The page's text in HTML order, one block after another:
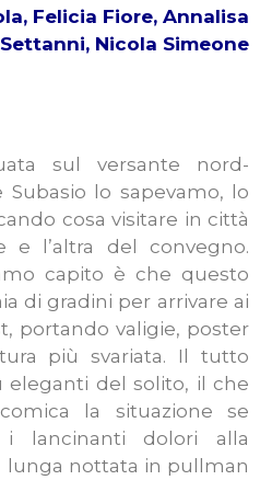
Felicia Fiore, Annalisa
Settanni, Nicola Simeone
sul versante nord-
lo sapevamo, lo
cosa visitare in città
e l’altra del convegno.
capito è che questo
di gradini per arrivare ai
portando valigie, poster
più svariata. Il tutto
eleganti del solito, il che
la situazione se
i lancinanti dolori alla
lunga nottata in pullman